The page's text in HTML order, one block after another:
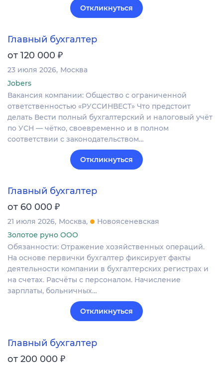
Откликнуться
Главный бухгалтер
от 120 000 ₽
23 июля 2026 Москва
Jobers
Вакансия компании: Общество с ограниченной
ответственностью «РУССИНВЕСТ» Что предстоит
делать Вести полный бухгалтерский и налоговый учёт
по УСН — чётко, своевременно и в полном
соответствии с законодательством…
Откликнуться
Главный бухгалтер
от 60 000 ₽
21 июля 2026 Москва
Новоясеневская
Золотое руно ООО
Обязанности: Отражение хозяйственных операций.
На основе первички бухгалтер фиксирует факты
деятельности компании в бухгалтерских регистрах и
на счетах. Расчёты с персоналом. Начисление
зарплаты, больничных…
Откликнуться
Главный бухгалтер
от 200 000 ₽